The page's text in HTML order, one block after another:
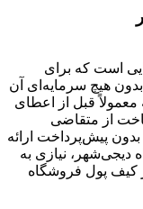
است که برای
بدون هیچ سرمایه‌ای آن
قبل از اعطای
از متقاضی
پیش‌پرداخت ارائه
دیجی‌شهر، نیازی به
کیف پول فروشگاه